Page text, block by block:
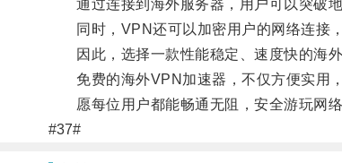
通过连接到海外服务器，用户可以突破地
同时，VPN还可以加密用户的网络连接，
因此，选择一款性能稳定、速度快的海外
免费的海外VPN加速器，不仅方便实用，
愿每位用户都能畅通无阻，安全游玩网络
#37#